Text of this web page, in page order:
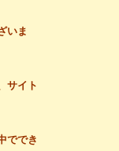
いま
サイト
ででき